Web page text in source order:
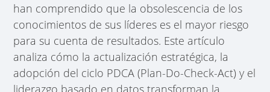
han comprendido que la obsolescencia de los
conocimientos de sus líderes es el mayor riesgo
para su cuenta de resultados. Este artículo
analiza cómo la actualización estratégica, la
adopción del ciclo PDCA (Plan-Do-Check-Act) y el
liderazgo basado en datos transforman la